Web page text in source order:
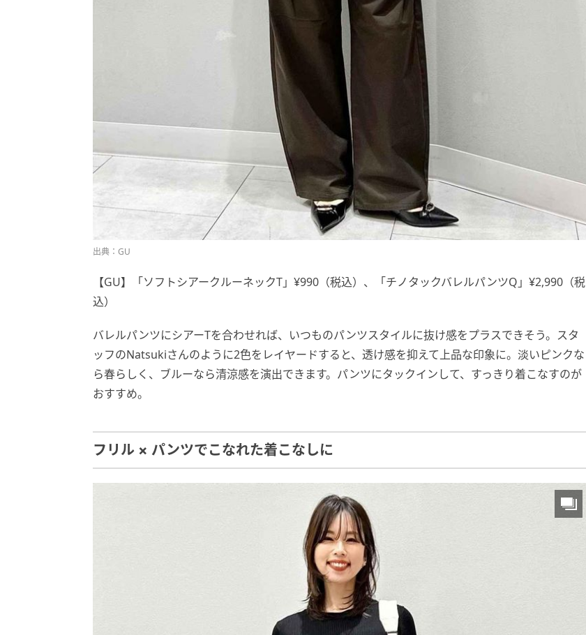
出典：GU
【GU】「ソフトシアークルーネックT」¥990（税込）、「チノタックバレルパンツQ」¥2,990（税
込）
バレルパンツにシアーTを合わせれば、いつものパンツスタイルに抜け感をプラスできそう。スタ
ッフのNatsukiさんのように2色をレイヤードすると、透け感を抑えて上品な印象に。淡いピンクな
ら春らしく、ブルーなら清涼感を演出できます。パンツにタックインして、すっきり着こなすのが
おすすめ。
フリル × パンツでこなれた着こなしに